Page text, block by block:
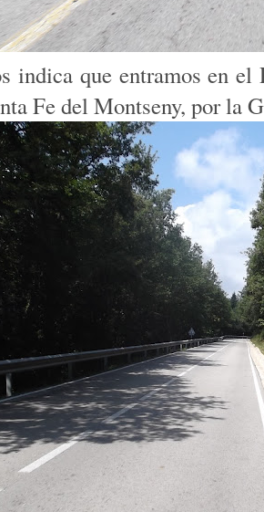
indica que entramos en el
Fe del Montseny, por la